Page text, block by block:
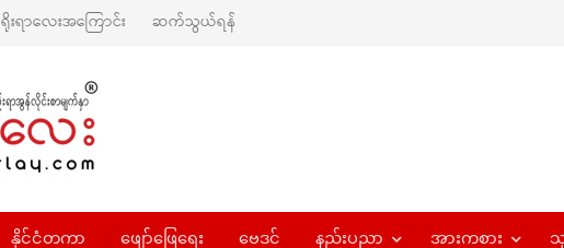
ရိုးရာလေးအကြောင်း ဆက်သွယ်ရန်
နိုင်ငံတကာ ဖျော်ဖြေရေး ဗေဒင် နည်းပညာ အားကစား